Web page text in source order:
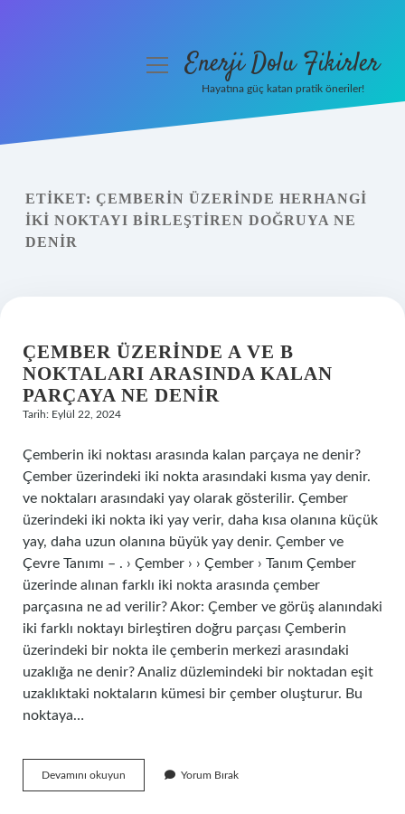
Yasal Uyarı
Hakkımızda
menüyüEnerji Dolu Fikirler
Hayatına güç katan pratik öneriler!
ETIKET: ÇEMBERIN ÜZERINDE HERHANGI
IKI NOKTAYI BIRLEŞTIREN DOĞRUYA NE
DENIR
ÇEMBER ÜZERINDE A VE B
NOKTALARI ARASINDA KALAN
PARÇAYA NE DENIR
Tarih: Eylül 22, 2024
Çemberin iki noktası arasında kalan parçaya ne denir?
Çember üzerindeki iki nokta arasındaki kısma yay denir.
ve noktaları arasındaki yay olarak gösterilir. Çember
üzerindeki iki nokta iki yay verir, daha kısa olanına küçük
yay, daha uzun olanına büyük yay denir. Çember ve
Çevre Tanımı – . › Çember › › Çember › Tanım Çember
üzerinde alınan farklı iki nokta arasında çember
parçasına ne ad verilir? Akor: Çember ve görüş alanındaki
iki farklı noktayı birleştiren doğru parçası Çemberin
üzerindeki bir nokta ile çemberin merkezi arasındaki
uzaklığa ne denir? Analiz düzlemindeki bir noktadan eşit
uzaklıktaki noktaların kümesi bir çember oluşturur. Bu
noktaya…
Devamını okuyun
Üzerinde
Yorum Bırak